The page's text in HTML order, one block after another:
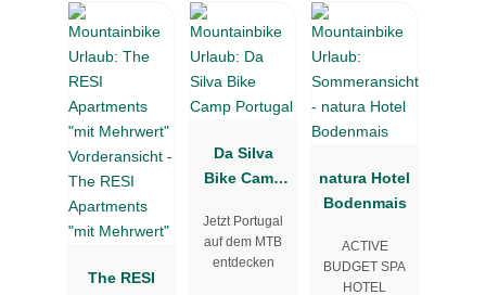
The RESI
Da Silva
Bike Camp
Jetzt Portugal
auf dem MTB
entdecken
natura Hotel
Bodenmais
ACTIVE
BUDGET SPA
HOTEL